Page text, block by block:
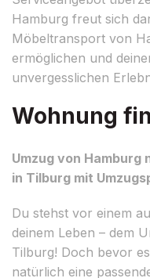
Hamburg freut sich
Möbeltransport von
ermöglichen und
unvergesslichen
Wohnung
Umzug von Hamburg
in Tilburg mit
Du stehst vor einem
deinem Leben – dem
Tilburg! Doch bevor
natürlich eine